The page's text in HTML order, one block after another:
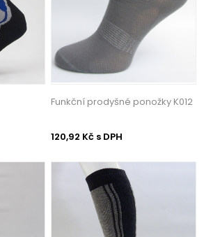
Funkční prodyšné ponožky K012
120,92 Kč s DPH